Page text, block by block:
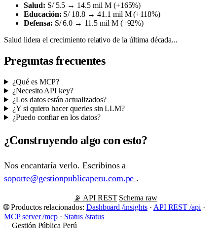
Salud: S/ 5.5 → 14.5 mil M (+165%)
Educación: S/ 18.8 → 41.1 mil M (+118%)
Defensa: S/ 6.0 → 11.5 mil M (+92%)
Salud lidera el crecimiento relativo de la última década...
Preguntas frecuentes
¿Qué es MCP?
¿Necesito API key?
¿Los datos están actualizados?
¿Y si quiero hacer queries sin LLM?
¿Puedo confiar en los datos?
¿Construyendo algo con esto?
Nos encantaría verlo. Escribinos a
soporte@gestionpublicaperu.com.pe .
📡 API REST Schema raw
🌐 Productos relacionados: Dashboard /insights· API REST /api ·
MCP server /mcp · Status /status
Gestión Pública Perú